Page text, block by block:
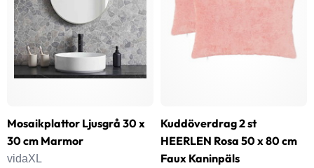
Mosaikplattor Ljusgrå 30 x
30 cm Marmor
vidaXL
Kuddöverdrag 2 st
HEERLEN Rosa 50 x 80 cm
Faux Kaninpäls